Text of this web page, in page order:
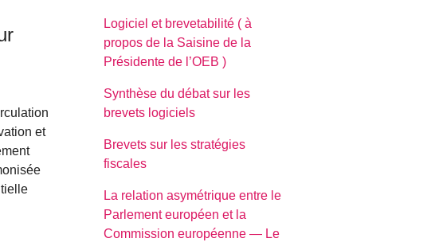
et
Logiciel et brevetabilité ( à
propos de la Saisine de la
Présidente de l’OEB )
Synthèse du débat sur les
brevets logiciels
Brevets sur les stratégies
fiscales
La relation asymétrique entre le
Parlement européen et la
Commission européenne — Le